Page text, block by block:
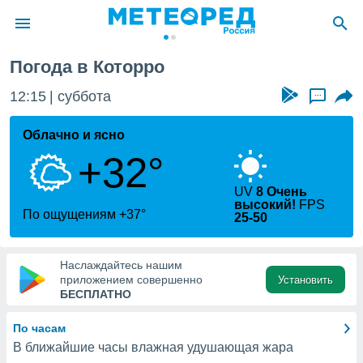
о
Вы можете
к этому
доступ
Погода в Которро
12:15 суббота ...
Облачно и ясно
+32°
По ощущениям +37°
UV8 Очень
высокий! FPS
25-50
Наслаждайтесь нашим
приложением совершенно
БЕСПЛАТНО
Установить
По часам
В ближайшие часы влажная удушающая жара